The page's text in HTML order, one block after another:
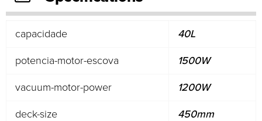
capacidade 40L
potencia-motor-escova 1500W
vacuum-motor-power 1200W
deck-size 450mm